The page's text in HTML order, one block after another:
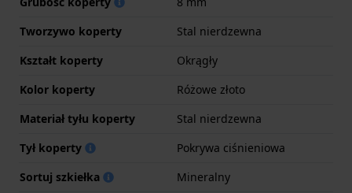
Tworzywo koperty
Stal nierdzewna
Kształt koperty
Okrągły
Kolor koperty
Różowe złoto
Materiał tyłu koperty
Stal nierdzewna
Tył koperty
Pokrywa ciśnieniowa
Sortuj szkiełka
Mineralny